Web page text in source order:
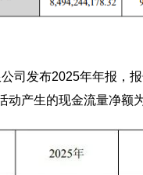
司 发布2025年年报，
动产生的现金流量净额